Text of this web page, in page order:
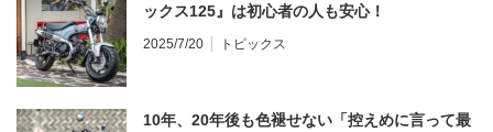
ックス125』は初心者の人も安心！
2025/7/20 トピックス
10年、20年後も色褪せない「控えめに言って最